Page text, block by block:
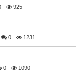
925
0 1231
0 1090